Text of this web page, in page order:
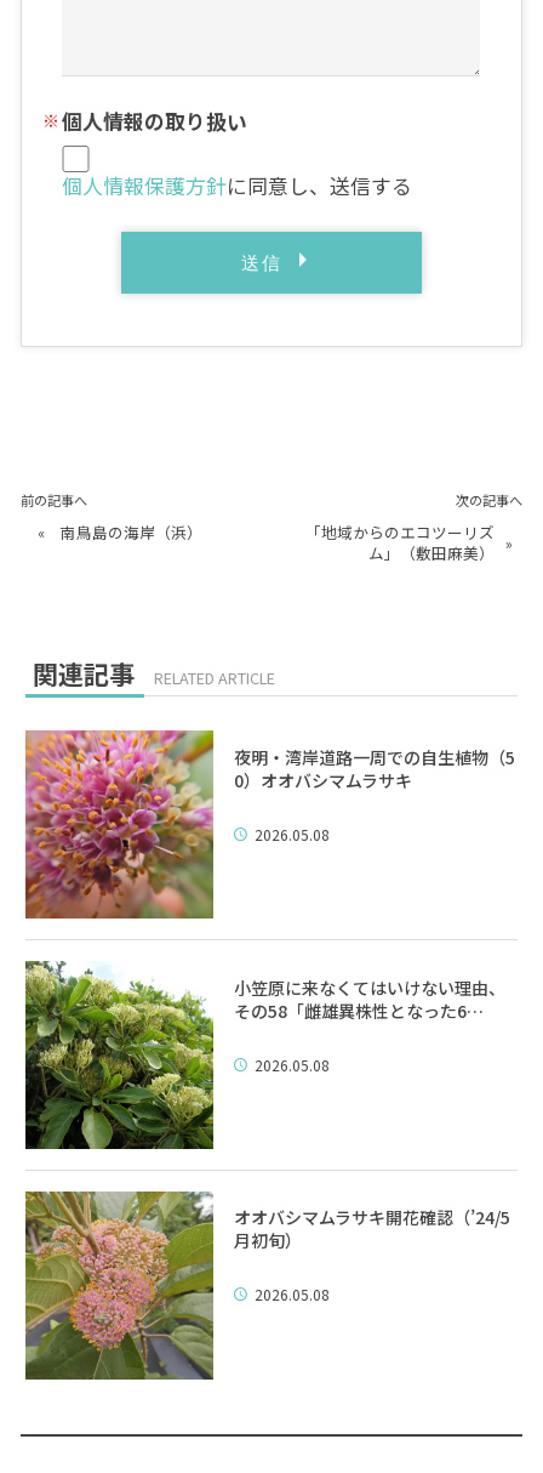
個人情報の取り扱い
個人情報保護方針に同意し、送信する
前の記事へ
« 南鳥島の海岸（浜）
次の記事へ
「地域からのエコツーリズ
ム」（敷田麻美）
»
関連記事 RELATED ARTICLE
夜明・湾岸道路一周での自生植物（5
0）オオバシマムラサキ
2026.05.08
小笠原に来なくてはいけない理由、
その58「雌雄異株性となった6…
2026.05.08
オオバシマムラサキ開花確認（’24/5
月初旬）
2026.05.08